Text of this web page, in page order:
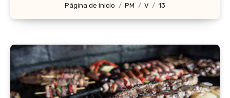
Página de inicio PM V 13